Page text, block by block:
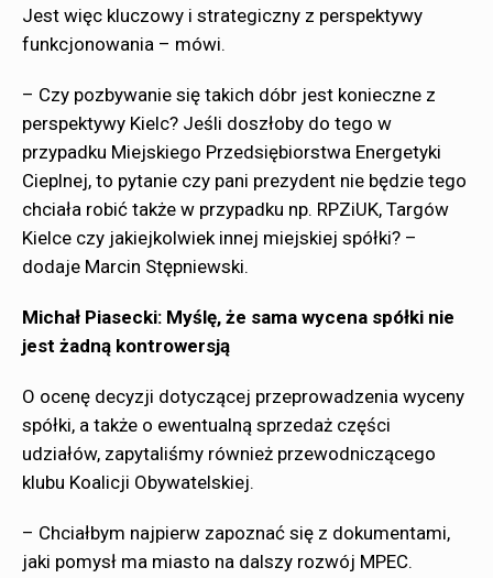
Jest więc kluczowy i strategiczny z perspektywy
funkcjonowania – mówi.
– Czy pozbywanie się takich dóbr jest konieczne z
perspektywy Kielc? Jeśli doszłoby do tego w
przypadku Miejskiego Przedsiębiorstwa Energetyki
Cieplnej, to pytanie czy pani prezydent nie będzie tego
chciała robić także w przypadku np. RPZiUK, Targów
Kielce czy jakiejkolwiek innej miejskiej spółki? –
dodaje Marcin Stępniewski.
Michał Piasecki: Myślę, że sama wycena spółki nie
jest żadną kontrowersją
O ocenę decyzji dotyczącej przeprowadzenia wyceny
spółki, a także o ewentualną sprzedaż części
udziałów, zapytaliśmy również przewodniczącego
klubu Koalicji Obywatelskiej.
– Chciałbym najpierw zapoznać się z dokumentami,
jaki pomysł ma miasto na dalszy rozwój MPEC.